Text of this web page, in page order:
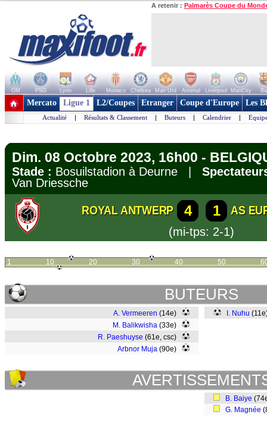
A retenir : Palmarès Coupe du
OM PSG Lyon Lille Monaco Chelsea Man Utd Arsenal Liverpool ManCity
+ de clubs
Mercato Ligue 1 L2/Coupes Etranger Coupe d'Europe Les
Actualité | Résultats & Classement | Buteurs | Calendrier |
Dim. 08 Octobre 2023, 16h00 -
Stade : Bosuilstadion à Deurne |
Van Driessche
ROYAL ANTWERP 4 1
AS
(mi-tps: 2-1)
1 10 20 30 40 50
BUTEURS
A. Vermeeren (14e)
M. Balikwisha (33e)
R. Paeshuyse (61e, csc)
Arbnor Muja (90e)
I. Nuhu
B. Baiye
G. Magnée